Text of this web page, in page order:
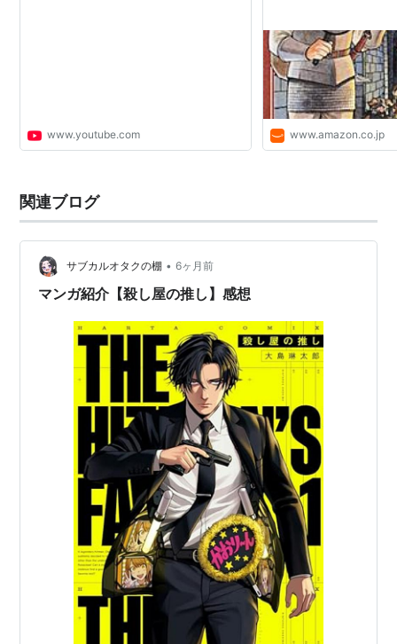
www.youtube.com www.amazon.co.jp
関連ブログ
サブカルオタクの棚 • 6ヶ月前
マンガ紹介【殺し屋の推し】感想